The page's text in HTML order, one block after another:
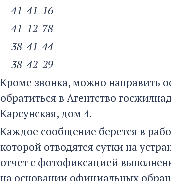
— 41-41-16
— 41-12-78
— 38-41-44
— 38-42-29
Кроме звонка, можно направить
обратиться в Агентство
Карсунская, дом 4.
Каждое сообщение берется в
которой отводятся сутки на
отчет с фотофиксацией
на основании официальных